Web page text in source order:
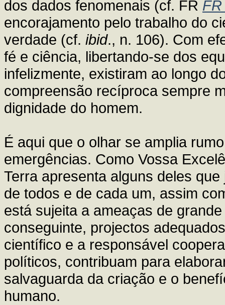
dos dados fenomenais (cf. FR
encorajamento pelo trabalho do
verdade (cf. ibid., n. 106). Com
fé e ciência, libertando-se dos
infelizmente, existiram ao longo
compreensão recíproca sempre
dignidade do homem.
É aqui que o olhar se amplia
emergências. Como Vossa
Terra apresenta alguns deles
de todos e de cada um, assim
está sujeita a ameaças de
conseguinte, projectos
científico e a responsável
políticos, contribuam para
salvaguarda da criação e o
humano.